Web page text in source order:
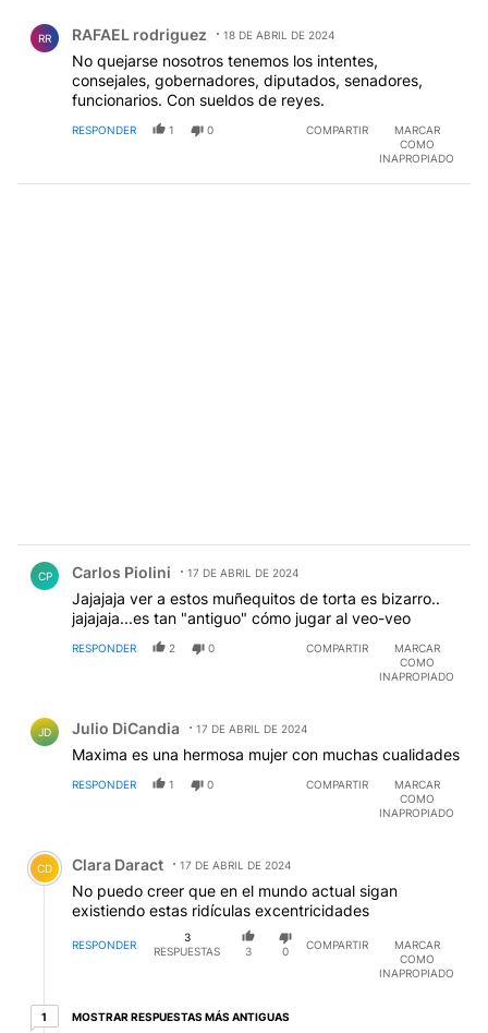
RR RAFAEL rodriguez 18 DE ABRIL DE 2024
No quejarse nosotros tenemos los intentes,
consejales, gobernadores, diputados, senadores,
funcionarios. Con sueldos de reyes.
RESPONDER 1 0 COMPARTIR
MARCAR
COMO
INAPROPIADO
CP Carlos Piolini 17 DE ABRIL DE 2024
Jajajaja ver a estos muñequitos de torta es bizarro..
jajajaja...es tan "antiguo" cómo jugar al veo-veo
RESPONDER 2 0 COMPARTIR
MARCAR
COMO
INAPROPIADO
JD Julio DiCandia 17 DE ABRIL DE 2024
Maxima es una hermosa mujer con muchas cualidades
RESPONDER 1 0 COMPARTIR
MARCAR
COMO
INAPROPIADO
Comentario de Clara Daract.
CD Clara Daract 17 DE ABRIL DE 2024
No puedo creer que en el mundo actual sigan
existiendo estas ridículas excentricidades
RESPONDER
3
RESPUESTAS
3 0
COMPARTIR
MARCAR
COMO
INAPROPIADO
11 respuesta más antiguas
MOSTRAR RESPUESTAS MÁS ANTIGUAS